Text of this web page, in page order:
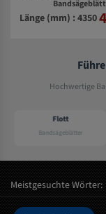
Länge (mm) : 4350
Hochwertige
Flott
Bandsägeblätter
Meistgesuchte Wörter: